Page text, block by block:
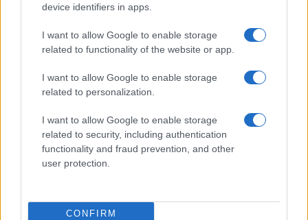
device identifiers in apps.
I want to allow Google to enable storage
related to functionality of the website or app.
I want to allow Google to enable storage
related to personalization.
I want to allow Google to enable storage
related to security, including authentication
functionality and fraud prevention, and other
user protection.
CONFIRM